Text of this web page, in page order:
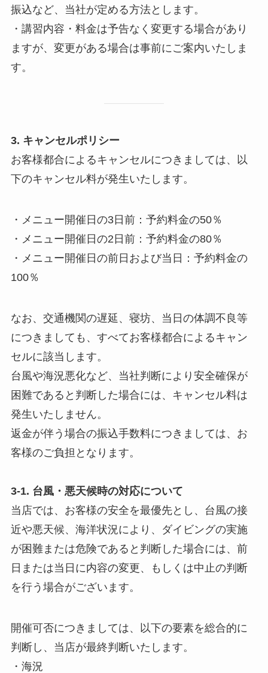
振込など、当社が定める方法とします。
・講習内容・料金は予告なく変更する場合があり
ますが、変更がある場合は事前にご案内いたしま
す。
3. キャンセルポリシー
お客様都合によるキャンセルにつきましては、以
下のキャンセル料が発生いたします。
・メニュー開催日の3日前：予約料金の50％
・メニュー開催日の2日前：予約料金の80％
・メニュー開催日の前日および当日：予約料金の
100％
なお、交通機関の遅延、寝坊、当日の体調不良等
につきましても、すべてお客様都合によるキャン
セルに該当します。
台風や海況悪化など、当社判断により安全確保が
困難であると判断した場合には、キャンセル料は
発生いたしません。
返金が伴う場合の振込手数料につきましては、お
客様のご負担となります。
3-1. 台風・悪天候時の対応について
当店では、お客様の安全を最優先とし、台風の接
近や悪天候、海洋状況により、ダイビングの実施
が困難または危険であると判断した場合には、前
日または当日に内容の変更、もしくは中止の判断
を行う場合がございます。
開催可否につきましては、以下の要素を総合的に
判断し、当店が最終判断いたします。
・海況